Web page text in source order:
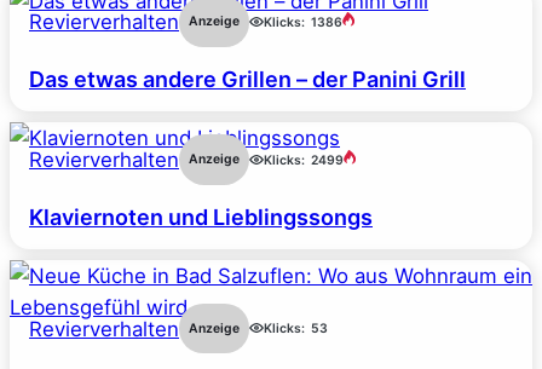
Revierverhalten Anzeige Klicks: 1386
Das etwas andere Grillen – der Panini Grill
Revierverhalten Anzeige Klicks: 2499
Klaviernoten und Lieblingssongs
Revierverhalten Anzeige Klicks: 53